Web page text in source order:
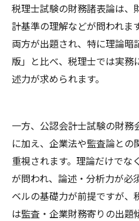
税理士試験の財務諸表論は、
計基準の理解などが問われま
両方が出題され、特に理論暗
版」と比べ、税理士では実務
述力が求められます。
一方、公認会計士試験の財
に加え、企業法や監査論と
重視されます。理論だけでな
が問われ、論述・分析力が必
ベルの基礎力が前提ですが、
は監査・企業財務寄りの出題